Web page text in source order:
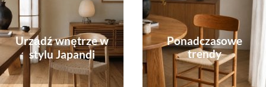
Urządź wnętrze w
stylu Japandi
Ponadczasowe
trendy